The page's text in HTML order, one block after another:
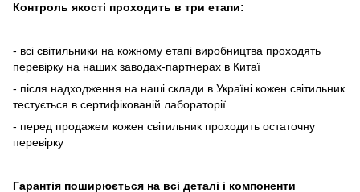
Контроль якості проходить в три етапи:
- всі світильники на кожному етапі виробництва проходять
перевірку на наших заводах-партнерах в Китаї
- після надходження на наші склади в Україні кожен світильник
тестується в сертифікованій лабораторії
- перед продажем кожен світильник проходить остаточну
перевірку
Гарантія поширюється на всі деталі і компоненти